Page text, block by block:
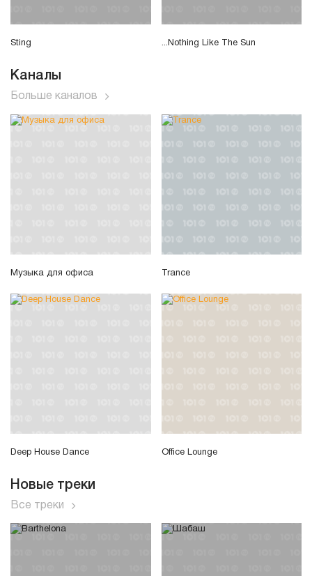
Sting ...Nothing Like The Sun
Каналы
Больше каналов
Музыка для офиса Trance
Deep House Dance Office Lounge
Новые треки
Все треки